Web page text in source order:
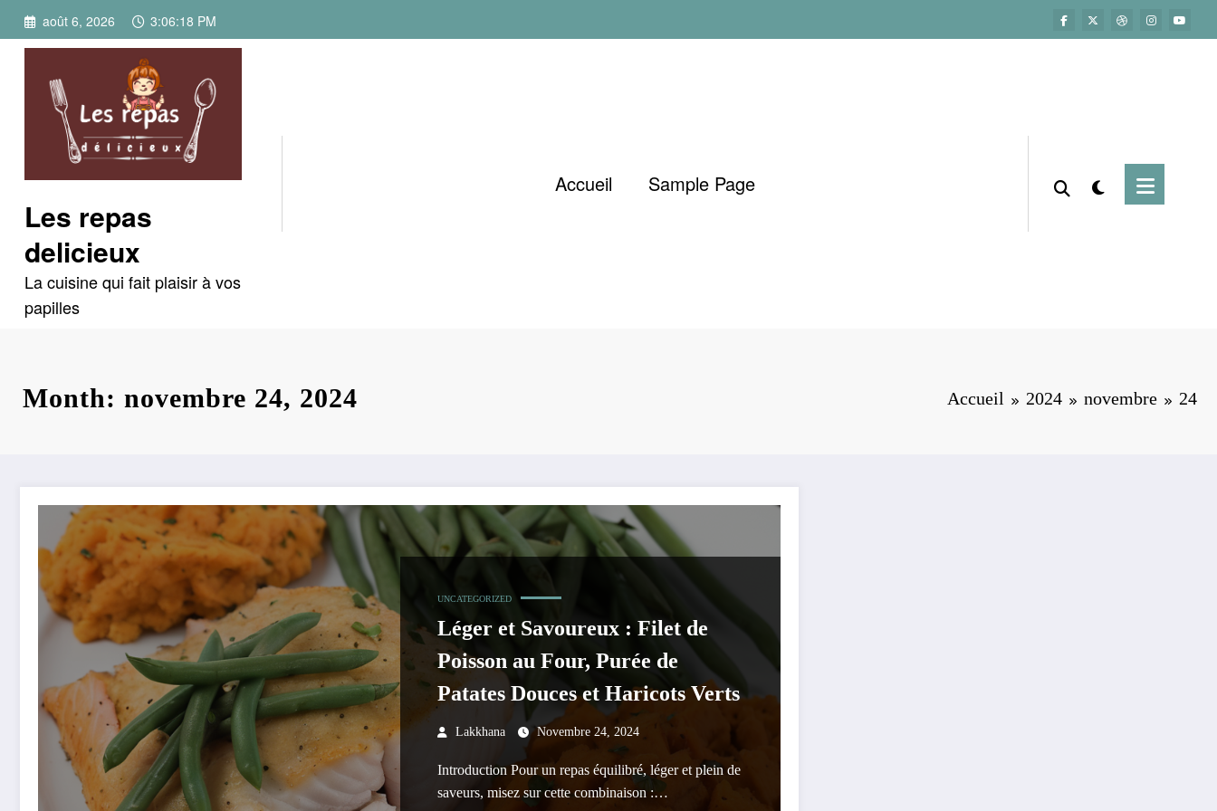
Aller
août 6, 2026 3:06:19 PM
Les repas
delicieux
La cuisine qui fait plaisir à vos
papilles
Accueil Sample Page
Month: novembre 24, 2024 Accueil 2024 novembre 24
UNCATEGORIZED
Léger et Savoureux : Filet de
Poisson au Four, Purée de
Patates Douces et Haricots Verts
Lakkhana Novembre 24, 2024
Introduction Pour un repas équilibré, léger et plein de
saveurs, misez sur cette combinaison :…